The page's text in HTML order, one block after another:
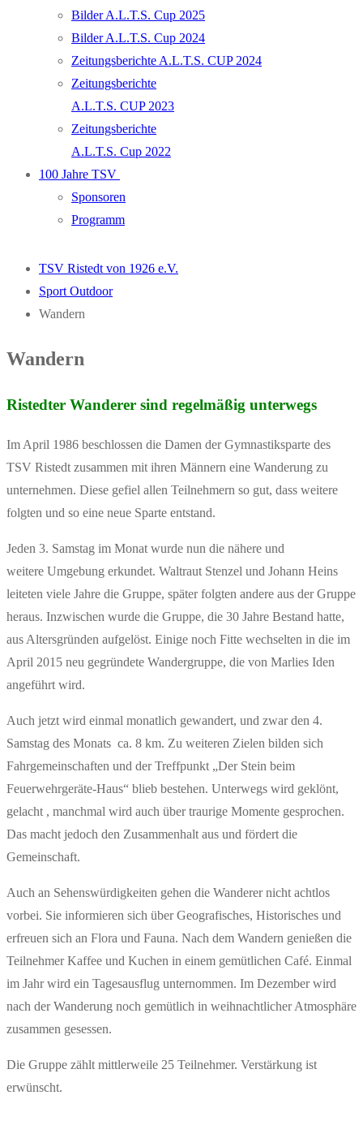
Bilder A.L.T.S. Cup 2025
Bilder A.L.T.S. Cup 2024
Zeitungsberichte A.L.T.S. CUP 2024
Zeitungsberichte
A.L.T.S. CUP 2023
Zeitungsberichte
A.L.T.S. Cup 2022
100 Jahre TSV
Sponsoren
Programm
TSV Ristedt von 1926 e.V.
Sport Outdoor
Wandern
Wandern
Ristedter Wanderer sind regelmäßig unterwegs
Im April 1986 beschlossen die Damen der Gymnastiksparte des
TSV Ristedt zusammen mit ihren Männern eine Wanderung zu
unternehmen. Diese gefiel allen Teilnehmern so gut, dass weitere
folgten und so eine neue Sparte entstand.
Jeden 3. Samstag im Monat wurde nun die nähere und
weitere Umgebung erkundet. Waltraut Stenzel und Johann Heins
leiteten viele Jahre die Gruppe, später folgten andere aus der Gruppe
heraus. Inzwischen wurde die Gruppe, die 30 Jahre Bestand hatte,
aus Altersgründen aufgelöst. Einige noch Fitte wechselten in die im
April 2015 neu gegründete Wandergruppe, die von Marlies Iden
angeführt wird.
Auch jetzt wird einmal monatlich gewandert, und zwar den 4.
Samstag des Monats ca. 8 km. Zu weiteren Zielen bilden sich
Fahrgemeinschaften und der Treffpunkt „Der Stein beim
Feuerwehrgeräte-Haus“ blieb bestehen. Unterwegs wird geklönt,
gelacht , manchmal wird auch über traurige Momente gesprochen.
Das macht jedoch den Zusammenhalt aus und fördert die
Gemeinschaft.
Auch an Sehenswürdigkeiten gehen die Wanderer nicht achtlos
vorbei. Sie informieren sich über Geografisches, Historisches und
erfreuen sich an Flora und Fauna. Nach dem Wandern genießen die
Teilnehmer Kaffee und Kuchen in einem gemütlichen Café. Einmal
im Jahr wird ein Tagesausflug unternommen. Im Dezember wird
nach der Wanderung noch gemütlich in weihnachtlicher Atmosphäre
zusammen gesessen.
Die Gruppe zählt mittlerweile 25 Teilnehmer. Verstärkung ist
erwünscht.